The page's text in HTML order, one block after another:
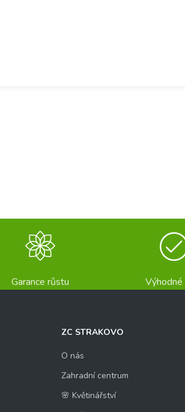
Garance růstu Výhodné
ZC STRAKOVO
O nás
Zahradní centrum
🌸 Květinářství